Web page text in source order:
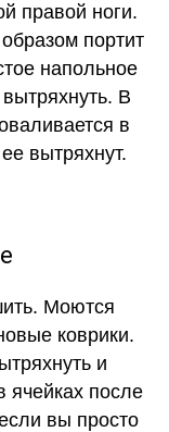
правой ноги.
портит
напольное
В
в
вытряхнут.
Моются
коврики.
и
ячейках после
вы просто